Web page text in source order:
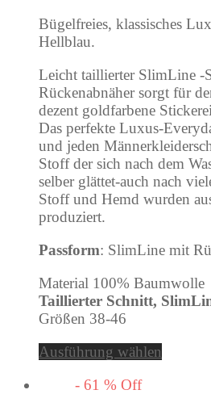
Bügelfreies, klassisches
Hellblau.
Leicht taillierter SlimLine -
Rückenabnäher sorgt für
dezent goldfarbene
Das perfekte Luxus-
und jeden
Stoff der sich nach dem
selber glättet-auch nach
Stoff und Hemd wurden
produziert.
Passform: SlimLine mit
Material 100% Baumwolle
Taillierter Schnitt,
Größen 38-46
Ausführung wählen
- 61 % Off